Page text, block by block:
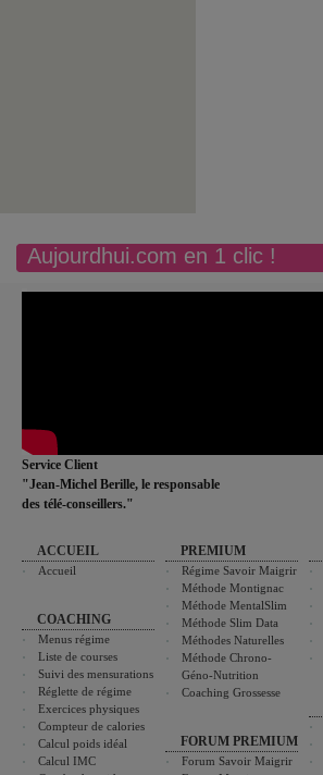
Aujourdhui.com en 1 clic !
Service Client
"Jean-Michel Berille, le responsable
des télé-conseillers."
ACCUEIL
Accueil
COACHING
Menus régime
Liste de courses
Suivi des mensurations
Réglette de régime
Exercices physiques
Compteur de calories
Calcul poids idéal
Calcul IMC
PREMIUM
Régime Savoir Maigrir
Méthode Montignac
Méthode MentalSlim
Méthode Slim Data
Méthodes Naturelles
Méthode Chrono-
Géno-Nutrition
Coaching Grossesse
FORUM PREMIUM
Forum Savoir Maigrir